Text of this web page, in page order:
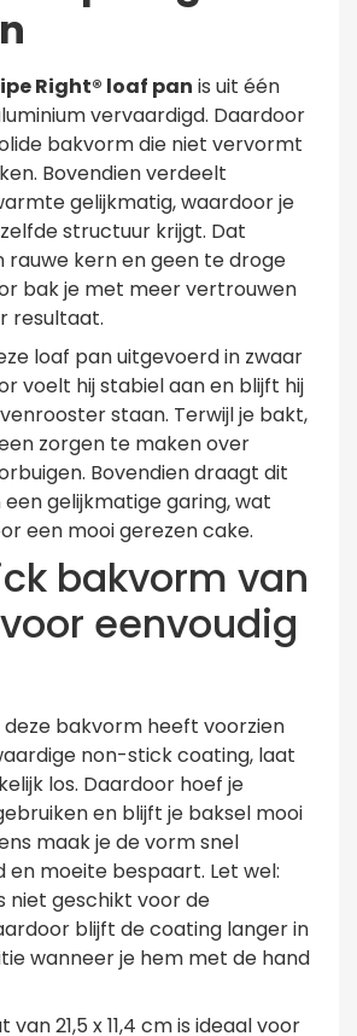
Right® loaf pan is uit één
vervaardigd. Daardoor
bakvorm die niet vervormt
Bovendien verdeelt
gelijkmatig, waardoor je
structuur krijgt. Dat
rauwe kern en geen te droge
bak je met meer vertrouwen
resultaat.
loaf pan uitgevoerd in zwaar
voelt hij stabiel aan en blijft hij
staan. Terwijl je bakt,
zorgen te maken over
Bovendien draagt dit
gelijkmatige garing, wat
een mooi gerezen cake.
bakvorm van
voor eenvoudig
deze bakvorm heeft voorzien
non-stick coating, laat
los. Daardoor hoef je
en blijft je baksel mooi
maak je de vorm snel
en moeite bespaart. Let wel:
niet geschikt voor de
blijft de coating langer in
wanneer je hem met de hand
21,5 x 11,4 cm is ideaal voor